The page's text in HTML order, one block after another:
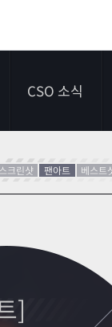
CSO 소식
공지사항
스크린샷 팬아트 베스트
]